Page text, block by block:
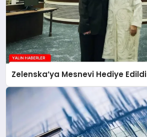
Zelenska’ya Mesnevi Hediye Edildi